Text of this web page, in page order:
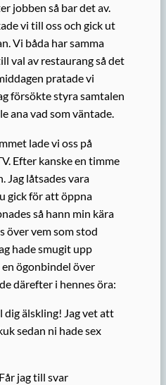
jobben så bar det av.
vi till oss och gick ut
Vi båda har samma
val av restaurang så det
pratade vi
försökte styra samtalen
ana vad som väntade.
lade vi oss på
Efter kanske en timme
Jag låtsades vara
gick för att öppna
så hann min kära
över vem som stod
hade smugit upp
ögonbindel över
därefter i hennes öra:
älskling! Jag vet att
sedan ni hade sex
jag till svar